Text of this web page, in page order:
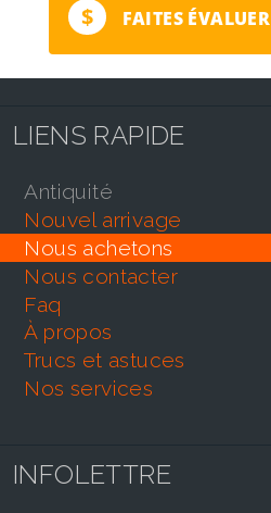
$ FAITES ÉVALUER
LIENS RAPIDE
antiquité
nouvel arrivage
nous achetons
nous contacter
faq
À propos
trucs et astuces
nos services
INFOLETTRE